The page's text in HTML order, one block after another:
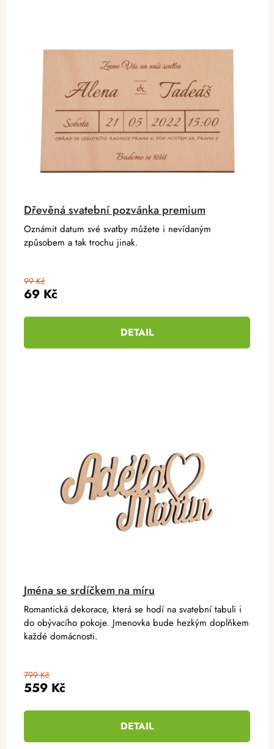
Dřevěná svatební pozvánka premium
69 Kč
99 Kč
DETAIL
Oznámit datum své svatby můžete i nevídaným
způsobem a tak trochu jinak.
Jména se srdíčkem na míru
559 Kč
799 Kč
DETAIL
Romantická dekorace, která se hodí na svatební tabuli i
do obývacího pokoje. Jmenovka bude hezkým doplňkem
každé domácnosti.